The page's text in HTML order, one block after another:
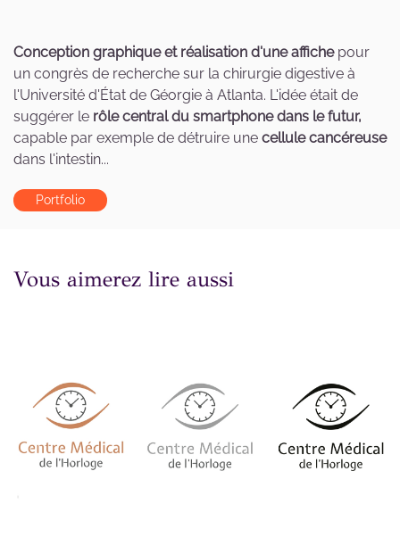
Conception graphique et réalisation d'une affichepour
un congrès de recherche sur la chirurgie digestive à
l'Université d'État de Géorgie à Atlanta. L'idée était de
suggérer le rôle central du smartphone dans le futur,
capable par exemple de détruire une cellule cancéreuse
dans l'intestin...
Portfolio
Vous aimerez lire aussi